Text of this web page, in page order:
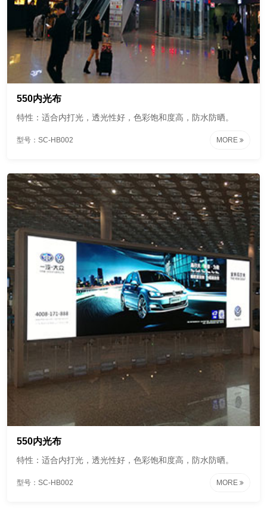
550内光布
特性：适合内打光，透光性好，色彩饱和度高，防水防晒。
型号：SC-HB002 MORE
550内光布
特性：适合内打光，透光性好，色彩饱和度高，防水防晒。
型号：SC-HB002 MORE